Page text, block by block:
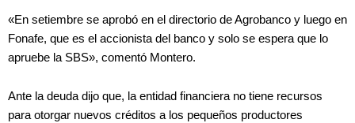
«En setiembre se aprobó en el directorio de Agrobanco y luego en
Fonafe, que es el accionista del banco y solo se espera que lo
apruebe la SBS», comentó Montero.
Ante la deuda dijo que, la entidad financiera no tiene recursos
para otorgar nuevos créditos a los pequeños productores